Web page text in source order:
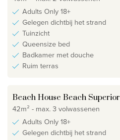
Adults Only 18+
Gelegen dichtbij het strand
Tuinzicht
Queensize bed
Badkamer met douche
Ruim terras
Beach House Beach Superior
42m² - max. 3 volwassenen
Adults Only 18+
Gelegen dichtbij het strand